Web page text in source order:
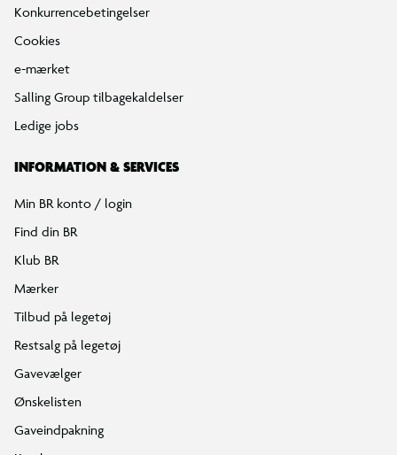
Konkurrencebetingelser
Cookies
e-mærket
Salling Group tilbagekaldelser
Ledige jobs
INFORMATION & SERVICES
Min BR konto / login
Find din BR
Klub BR
Mærker
Tilbud på legetøj
Restsalg på legetøj
Gavevælger
Ønskelisten
Gaveindpakning